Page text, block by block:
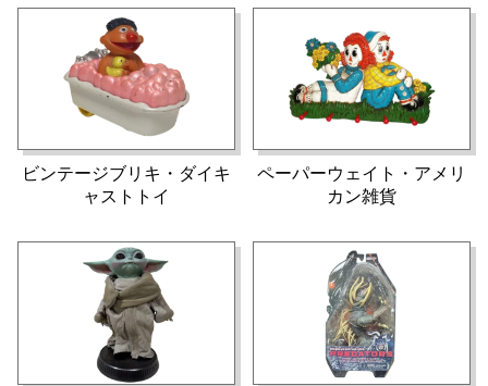
ビンテージブリキ・ダイキ
ャストトイ
ペーパーウェイト・アメリ
カン雑貨